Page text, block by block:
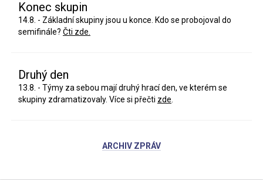
Konec skupin
14.8. - Základní skupiny jsou u konce. Kdo se probojoval do
semifinále? Čti zde.
Druhý den
13.8. - Týmy za sebou mají druhý hrací den, ve kterém se
skupiny zdramatizovaly. Více si přečti zde
ARCHIV ZPRÁV